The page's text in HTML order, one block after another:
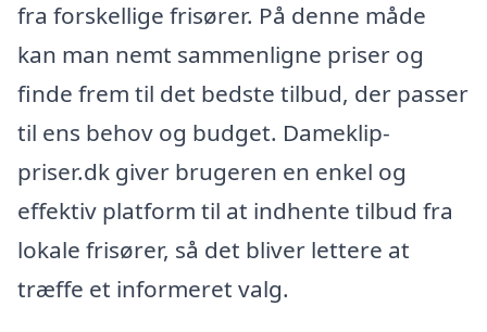
fra forskellige frisører. På denne måde
kan man nemt sammenligne priser og
finde frem til det bedste tilbud, der passer
til ens behov og budget. Dameklip-
priser.dk giver brugeren en enkel og
effektiv platform til at indhente tilbud fra
lokale frisører, så det bliver lettere at
træffe et informeret valg.